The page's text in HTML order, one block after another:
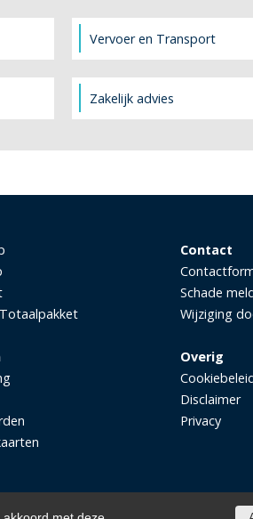
Vervoer en Transport
Zakelijk advies
Contact
Schade
Wijziging
Overig
Disclaimer
Privacy